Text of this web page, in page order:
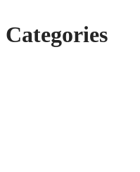
Categories